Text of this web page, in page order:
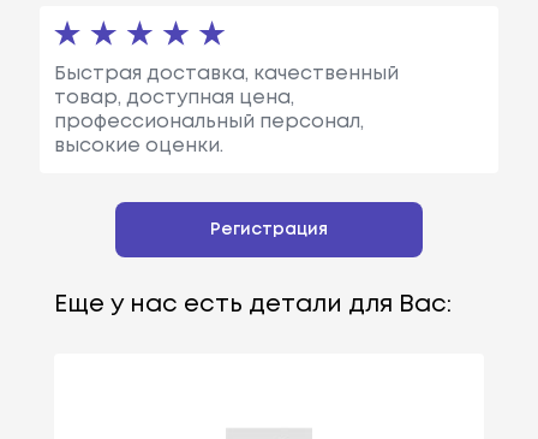
Быстрая доставка, качественный
товар, доступная цена,
профессиональный персонал,
высокие оценки.
Регистрация
Еще у нас есть детали для Вас: